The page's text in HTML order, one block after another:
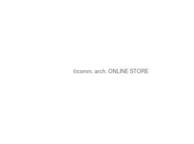
©︎comm. arch. ONLINE STORE